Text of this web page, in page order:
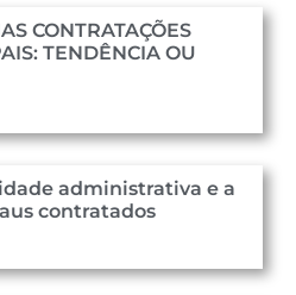
CONTRATAÇÕES
TENDÊNCIA OU
administrativa e a
contratados